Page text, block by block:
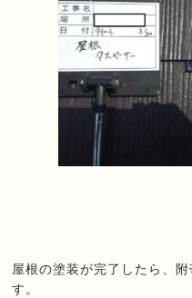
屋根の塗装が完了したら、
す。